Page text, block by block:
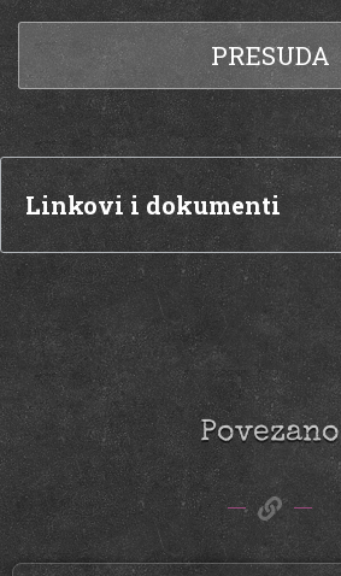
PRESUDA
Linkovi i dokumenti
Povezano